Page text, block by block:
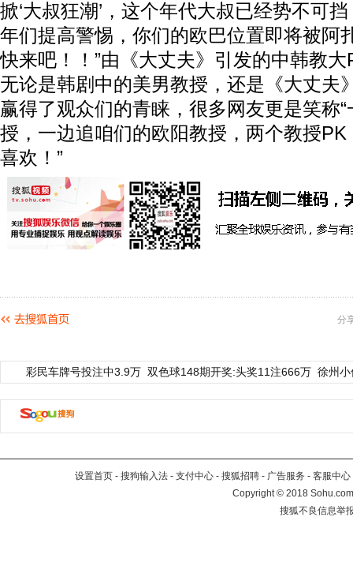
掀‘大叔狂潮’，这个年代大叔已经势不可
年们提高警惕，你们的欧巴位置即将被阿
快来吧！！”由《大丈夫》引发的中韩教
无论是韩剧中的美男教授，还是《大丈夫
赢得了观众们的青睐，很多网友更是笑称
授，一边追咱们的欧阳教授，两个教授
喜欢！”
分
彩民车牌号投注中3.9万 双色球148期开奖:头奖11注666万 徐州
设置首页 - 搜狗输入法 - 支付中心 - 搜狐招聘 - 广告服务 - 客服中心
Copyright©2018
搜狐不良信息举